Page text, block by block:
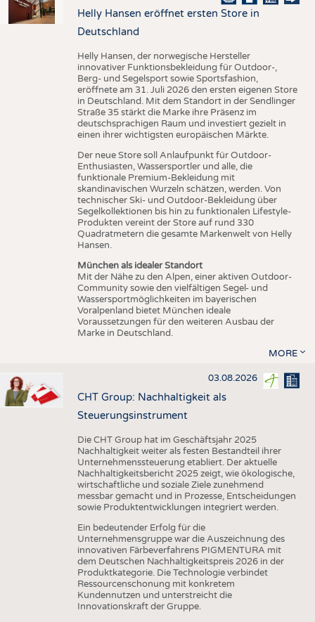
Helly Hansen eröffnet ersten Store in
Deutschland
Helly Hansen, der norwegische Hersteller
innovativer Funktionsbekleidung für Outdoor-,
Berg- und Segelsport sowie Sportsfashion,
eröffnete am 31. Juli 2026 den ersten eigenen Store
in Deutschland. Mit dem Standort in der Sendlinger
Straße 35 stärkt die Marke ihre Präsenz im
deutschsprachigen Raum und investiert gezielt in
einen ihrer wichtigsten europäischen Märkte.
Der neue Store soll Anlaufpunkt für Outdoor-
Enthusiasten, Wassersportler und alle, die
funktionale Premium-Bekleidung mit
skandinavischen Wurzeln schätzen, werden. Von
technischer Ski- und Outdoor-Bekleidung über
Segelkollektionen bis hin zu funktionalen Lifestyle-
Produkten vereint der Store auf rund 330
Quadratmetern die gesamte Markenwelt von Helly
Hansen.
München als idealer Standort
Mit der Nähe zu den Alpen, einer aktiven Outdoor-
Community sowie den vielfältigen Segel- und
Wassersportmöglichkeiten im bayerischen
Voralpenland bietet München ideale
Voraussetzungen für den weiteren Ausbau der
Marke in Deutschland.
MORE
03.08.2026
CHT Group: Nachhaltigkeit als
Steuerungsinstrument
Die CHT Group hat im Geschäftsjahr 2025
Nachhaltigkeit weiter als festen Bestandteil ihrer
Unternehmenssteuerung etabliert. Der aktuelle
Nachhaltigkeitsbericht 2025 zeigt, wie ökologische,
wirtschaftliche und soziale Ziele zunehmend
messbar gemacht und in Prozesse, Entscheidungen
sowie Produktentwicklungen integriert werden.
Ein bedeutender Erfolg für die
Unternehmensgruppe war die Auszeichnung des
innovativen Färbeverfahrens PIGMENTURA mit
dem Deutschen Nachhaltigkeitspreis 2026 in der
Produktkategorie. Die Technologie verbindet
Ressourcenschonung mit konkretem
Kundennutzen und unterstreicht die
Innovationskraft der Gruppe.